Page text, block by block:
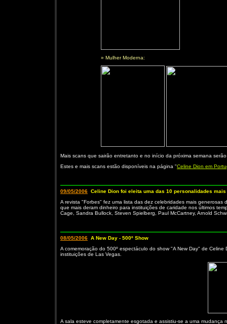
» Mulher Moderna:
Mais scans que sairão entretanto e no início da próxima semana
Estes e mais scans estão disponíveis na página "Celine Dion em
09/05/2006 Celine Dion foi eleita uma das 10 personalidades
A revista "Forbes" fez uma lista das dez celebridades mais
que mais deram dinheiro para instituições de caridade nos últimos
Cage, Sandra Bullock, Steven Spielberg, Paul McCartney, Arnold
08/05/2006 A New Day - 500º Show
A comemoração do 500º espectáculo do show "A New Day" de
instituições de Las Vegas.
A sala esteve completamente esgotada e assistiu-se a uma mudança